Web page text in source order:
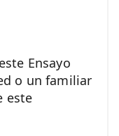
Ensayo
o un familiar
este